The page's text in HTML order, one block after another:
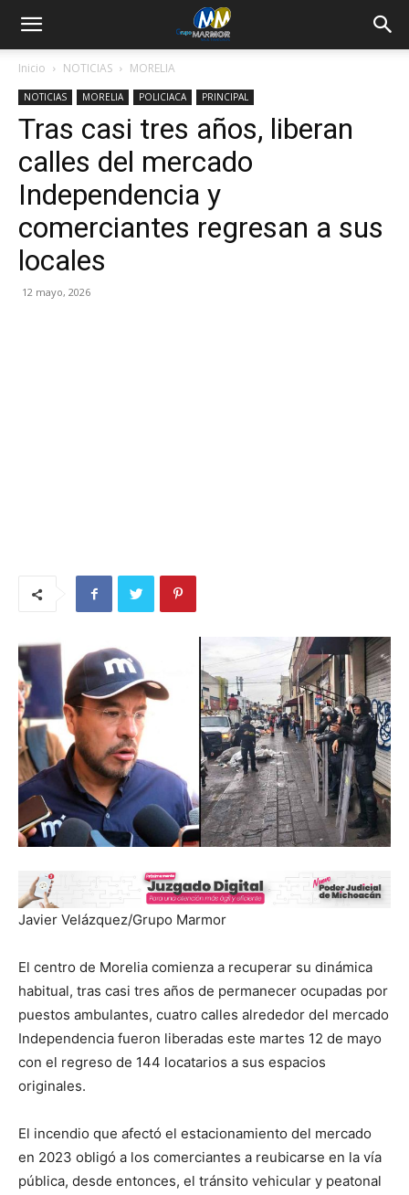
Inicio NOTICIAS MORELIA
NOTICIAS MORELIA POLICIACA PRINCIPAL
Tras casi tres años, liberan
calles del mercado
Independencia y
comerciantes regresan a sus
locales
12 mayo, 2026
Javier Velázquez/Grupo Marmor
El centro de Morelia comienza a recuperar su dinámica
habitual, tras casi tres años de permanecer ocupadas por
puestos ambulantes, cuatro calles alrededor del mercado
Independencia fueron liberadas este martes 12 de mayo
con el regreso de 144 locatarios a sus espacios
originales.
El incendio que afectó el estacionamiento del mercado
en 2023 obligó a los comerciantes a reubicarse en la vía
pública, desde entonces, el tránsito vehicular y peatonal